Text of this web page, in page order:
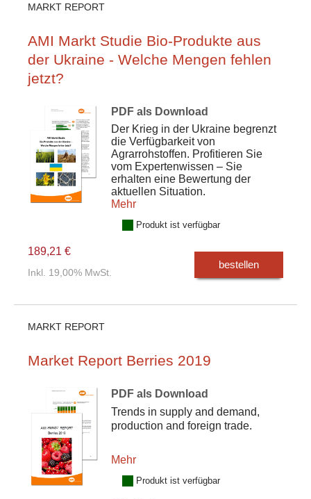
MARKT REPORT
AMI Markt Studie Bio-Produkte aus
der Ukraine - Welche Mengen fehlen
jetzt?
PDF als Download
Der Krieg in der Ukraine begrenzt
die Verfügbarkeit von
Agrarrohstoffen. Profitieren Sie
vom Expertenwissen – Sie
erhalten eine Bewertung der
aktuellen Situation.
Mehr
Produkt ist verfügbar
189,21 €
Inkl. 19,00% MwSt.
bestellen
MARKT REPORT
Market Report Berries 2019
PDF als Download
Trends in supply and demand,
production and foreign trade.
Mehr
Produkt ist verfügbar